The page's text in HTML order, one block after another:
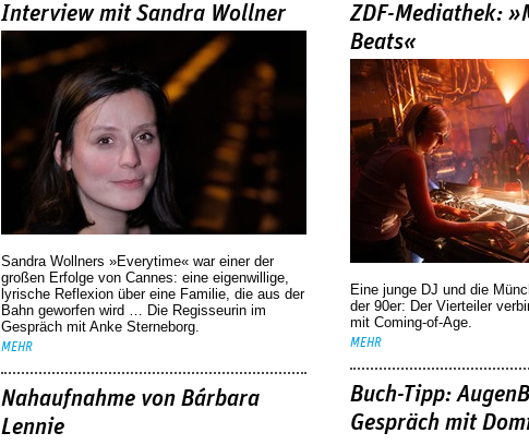
Interview mit Sandra Wollner
Sandra Wollners »Everytime« war einer der
großen Erfolge von Cannes: eine eigenwillige,
lyrische Reflexion über eine ­Familie, die aus der
Bahn geworfen wird … Die Regisseurin im
Gespräch mit Anke Sterneborg.
MEHR
Nahaufnahme von Bárbara
Lennie
ZDF-Mediathek:
Beats«
Eine junge DJ und die
der 90er: Der Vierteiler
mit Coming-of-Age.
MEHR
Buch-Tipp:
Gespräch mit